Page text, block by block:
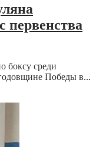
первенства
боксу среди
Победы в...